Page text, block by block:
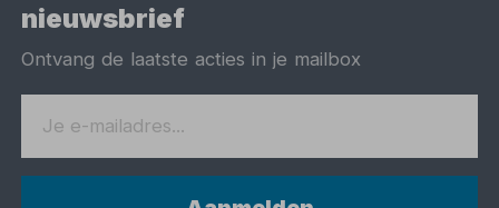
nieuwsbrief
Ontvang de laatste acties in je mailbox